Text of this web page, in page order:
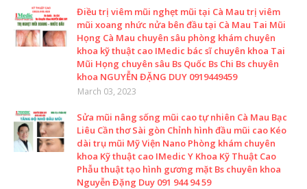
Điều trị viêm mũi nghẹt mũi tại Cà Mau trị viêm
mũi xoang nhức nửa bên đầu tại Cà Mau Tai Mũi
Họng Cà Mau chuyên sâu phòng khám chuyên
khoa kỹ thuật cao IMedic bác sĩ chuyên khoa Tai
Mũi Họng chuyên sâu Bs Quốc Bs Chi Bs chuyên
khoa NGUYỄN ĐẶNG DUY 0919449459
March 03, 2023
Sửa mũi nâng sống mũi cao tự nhiên Cà Mau Bạc
Liêu Cần thơ Sài gòn Chỉnh hình đầu mũi cao Kéo
dài trụ mũi Mỹ Viện Nano Phòng khám chuyên
khoa Kỹ thuật cao IMedic Y Khoa Kỹ Thuật Cao
Phẫu thuật tạo hình gương mặt Bs chuyên khoa
Nguyễn Đặng Duy 091 944 94 59